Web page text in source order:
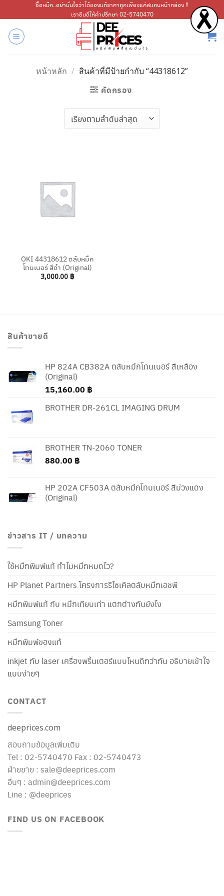
ไป
เนื้อหา
ซื้อหมึก..อย่ามั่นใจว่าได้ของแท้ราคาถูกเพียงแค่สแกนหน้ากล่อง !!
เรายินดีให้คำปรึกษา 02-5740470
หน้าหลัก / สินค้าที่มีป้ายกำกับ “44318612”
คัดกรอง
OKI 44318612 ตลับหมึก
โทนเนอร์ สีดำ (Original)
3,000.00 ฿
สินค้าขายดี
HP 824A CB382A ตลับหมึกโทนเนอร์ สีเหลือง
(Original)
15,160.00 ฿
BROTHER DR-261CL IMAGING DRUM
BROTHER TN-2060 TONER
880.00 ฿
HP 202A CF503A ตลับหมึกโทนเนอร์ สีม่วงแดง
(Original)
ข่าวสาร IT / บทความ
ใช้หมึกพิมพ์แท้ ทำไมหมึกหมดไว?
HP Planet Partners โครงการรีไซเคิลตลับหมึกเอชพี
หมึกพิมพ์แท้ กับ หมึกเทียบเท่า แตกต่างกันยังไง
Samsung Toner
หมึกพิมพ์ของแท้
inkjet กับ laser เครื่องพริ้นเตอร์แบบไหนดีกว่ากัน อธิบายเข้าใจ
แบบง่ายๆ
CONTACT
deeprices.com
สอบถามข้อมูลเพิ่มเติม
Tel : 02-5740470 Fax : 02-5740473
ฝ่ายขาย : sale@deeprices.com
อื่นๆ : admin@deeprices.com
Line : @deeprices
FIND US ON FACEBOOK